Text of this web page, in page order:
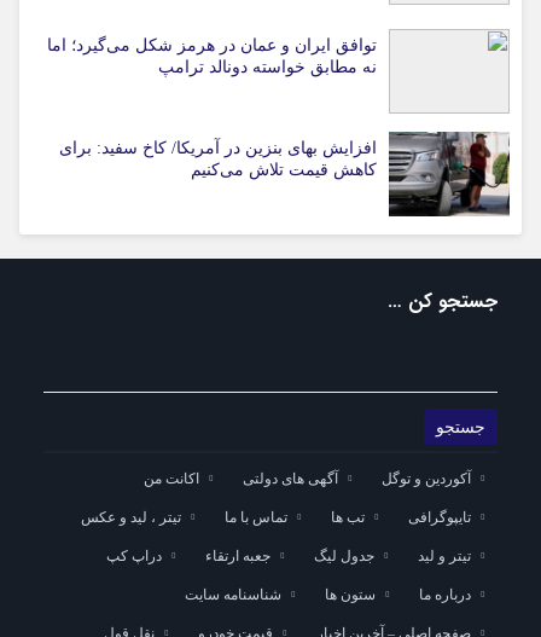
توافق ایران و عمان در هرمز شکل می‌گیرد؛ اما
نه مطابق خواسته دونالد ترامپ
افزایش بهای بنزین در آمریکا/ کاخ سفید: برای
کاهش قیمت تلاش می‌کنیم
جستجو کن …
آکوردین و توگل آگهی های دولتی اکانت من
تایپوگرافی تب ها تماس با ما تیتر ، لید و عکس
تیتر و لید جدول لیگ جعبه ارتقاء دراپ کپ
درباره ما ستون ها شناسنامه سایت
صفحه اصلی – آخرین اخبار قیمت خودرو نقل قول